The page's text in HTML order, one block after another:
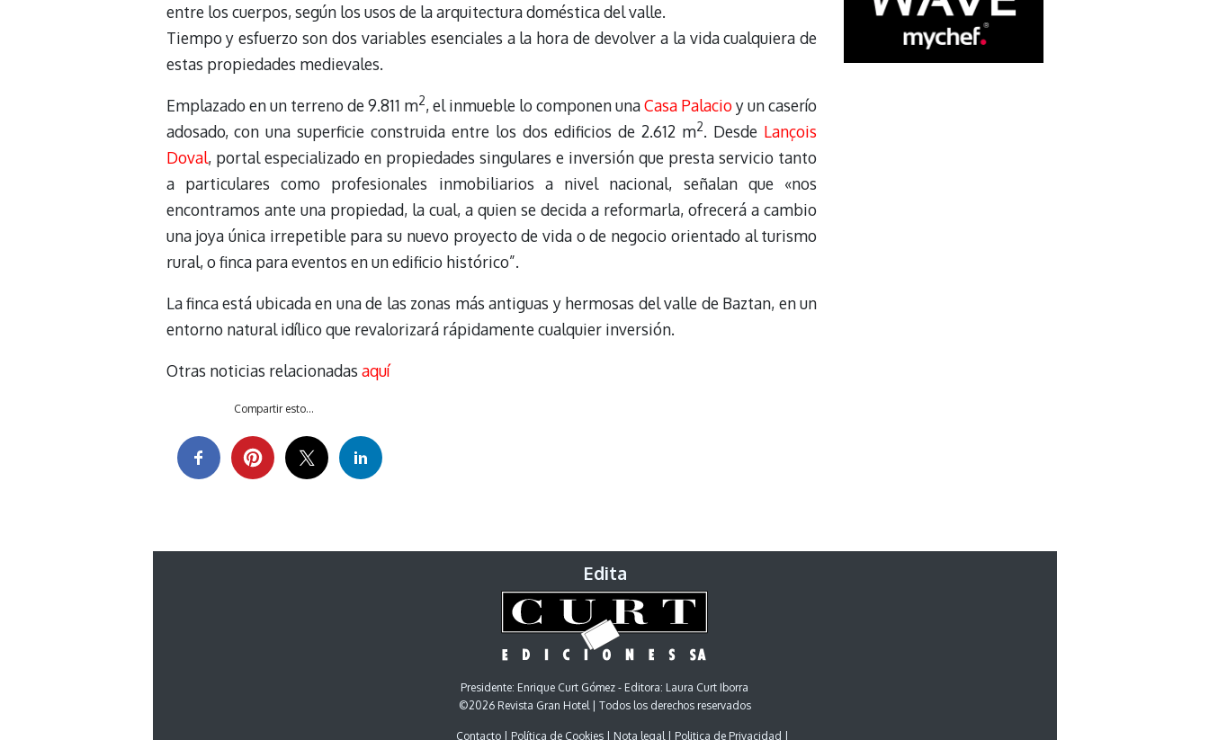
entre los cuerpos, según los usos de la arquitectura doméstica del valle.
Tiempo y esfuerzo son dos variables esenciales a la hora de devolver a la vida cualquiera de
estas propiedades medievales.
Emplazado en un terreno de 9.811 m2, el inmueble lo componen unaCasa Palacioy un caserío
adosado, con una superficie construida entre los dos edificios de 2.612 m2. Desde Lançois
Doval, portal especializado en propiedades singulares e inversión que presta servicio tanto
a particulares como profesionales inmobiliarios a nivel nacional, señalan que «nos
encontramos ante una propiedad, la cual, a quien se decida a reformarla, ofrecerá a cambio
una joya única irrepetible para su nuevo proyecto de vida o de negocio orientado al turismo
rural, o finca para eventos en un edificio histórico”.
La finca está ubicada en una de las zonas más antiguas y hermosas del valle de Baztan, en un
entorno natural idílico que revalorizará rápidamente cualquier inversión.
Otras noticias relacionadas aquí
Compartir esto...
Edita
Presidente: Enrique Curt Gómez - Editora: Laura Curt Iborra
©2026 Revista Gran Hotel | Todos los derechos reservados
Contacto Política de Cookies Nota legal Politica de Privacidad